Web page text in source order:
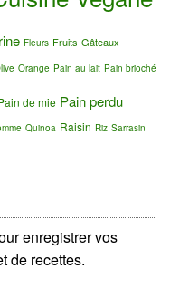
Fleurs Fruits Gâteaux
Orange Pain au lait Pain brioché
de mie Pain perdu
Quinoa Raisin Riz Sarrasin
enregistrer vos
de recettes.